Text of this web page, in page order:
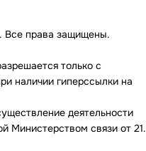
Все права защищены.
только с
наличии гиперссылки на
деятельности
Министерством связи от 21.